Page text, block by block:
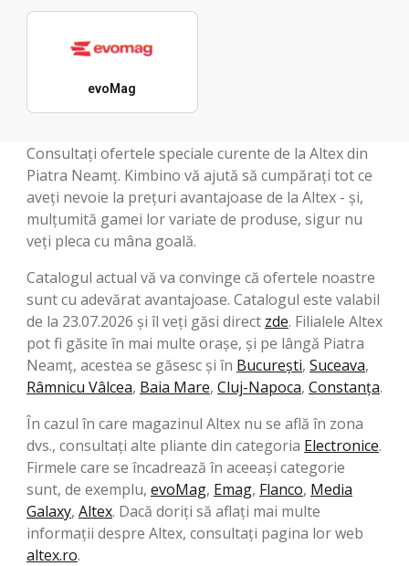
evoMag
Consultați ofertele speciale curente de la Altex din
Piatra Neamț. Kimbino vă ajută să cumpărați tot ce
aveți nevoie la prețuri avantajoase de la Altex - și,
mulțumită gamei lor variate de produse, sigur nu
veți pleca cu mâna goală.
Catalogul actual vă va convinge că ofertele noastre
sunt cu adevărat avantajoase. Catalogul este valabil
de la 23.07.2026 și îl veți găsi direct zde. Filialele Altex
pot fi găsite în mai multe orașe, și pe lângă Piatra
Neamț, acestea se găsesc și în București, Suceava,
Râmnicu Vâlcea, Baia Mare, Cluj-Napoca, Constanța.
În cazul în care magazinul Altex nu se află în zona
dvs., consultați alte pliante din categoria Electronice.
Firmele care se încadrează în aceeași categorie
sunt, de exemplu, evoMag, Emag, Flanco, Media
Galaxy, Altex. Dacă doriți să aflați mai multe
informații despre Altex, consultați pagina lor web
altex.ro.